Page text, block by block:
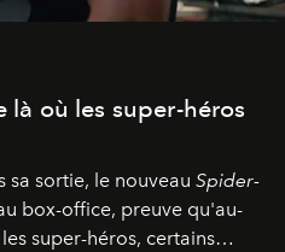
où les super-héros
sa sortie, le nouveau Spider-
box-office, preuve qu'au-
super-héros, certains